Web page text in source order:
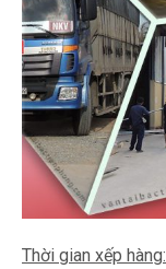
Thời gian xếp hàng: